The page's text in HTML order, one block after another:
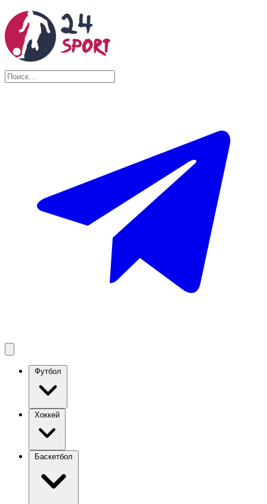
Футбол
Хоккей
Баскетбол